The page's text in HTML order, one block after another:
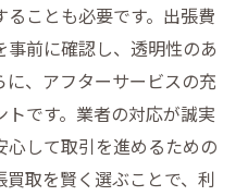
フスタイルの変化を楽
取で得た余暇の活用事
しをもっと便利にする
ことも必要です。出張費
前に確認し、透明性のあ
、アフターサービスの充
です。業者の対応が誠実
して取引を進めるための
取を賢く選ぶことで、利